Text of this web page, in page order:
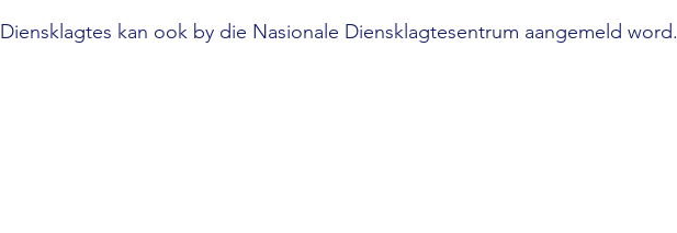
Diensklagtes kan ook by die Nasionale Diensklagtesentrum aangemeld word.